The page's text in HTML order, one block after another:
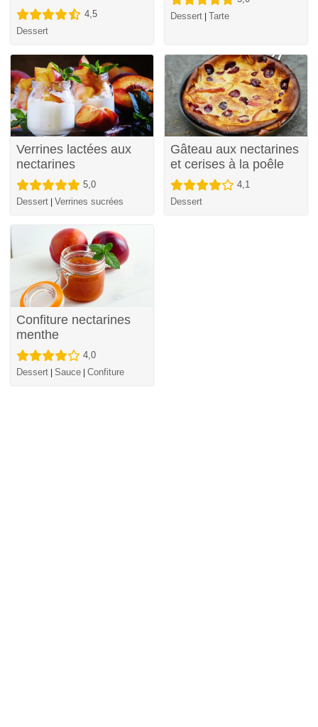
4,5
Dessert
Dessert Tarte
Verrines lactées aux
nectarines
5,0
Dessert Verrines sucrées
Gâteau aux nectarines
et cerises à la poêle
4,1
Dessert
Confiture nectarines
menthe
4,0
Dessert Sauce Confiture